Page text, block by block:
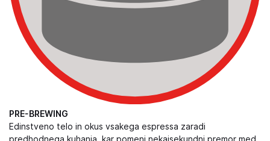
PRE-BREWING
Edinstveno telo in okus vsakega espressa zaradi